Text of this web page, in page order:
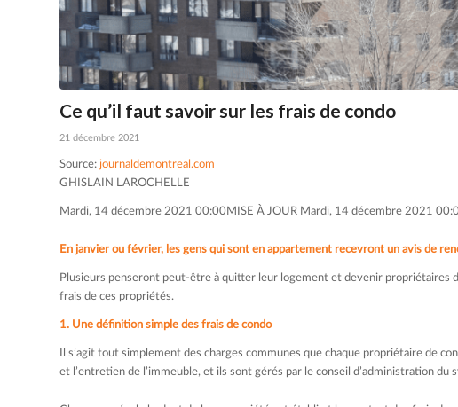
Ce qu’il faut savoir sur les frais de condo
21 décembre 2021
Source: journaldemontreal.com
GHISLAIN LAROCHELLE
Mardi, 14 décembre 2021 00:00 MISE À JOUR Mardi, 14 décembre 2021
En janvier ou février, les gens qui sont en appartement recevront un avis de
Plusieurs penseront peut-être à quitter leur logement et devenir propriétaires
frais de ces propriétés.
1. Une définition simple des frais de condo
Il s’agit tout simplement des charges communes que chaque propriétaire de
et l’entretien de l’immeuble, et ils sont gérés par le conseil d’administration du